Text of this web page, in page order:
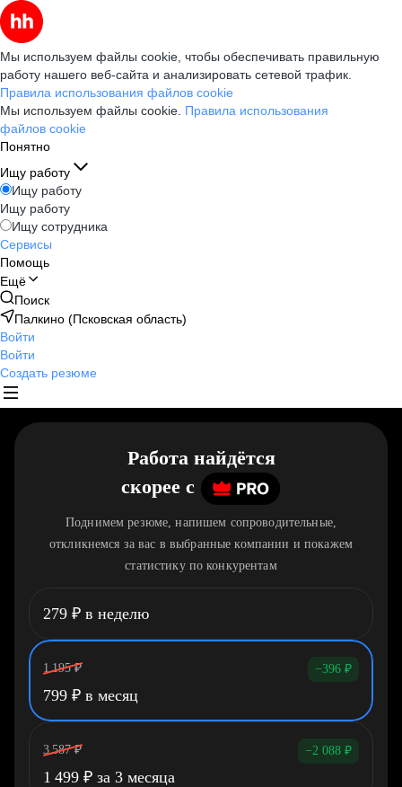
Мы используем файлы cookie, чтобы обеспечивать правильную
работу нашего веб-сайта и анализировать сетевой трафик.
Правила использования файлов cookie
Мы используем файлы cookie. Правила использования
файлов cookie
Понятно
Ищу работу
Ищу работу
Ищу работу
Ищу сотрудника
Сервисы
Помощь
Ещё
Поиск
Палкино (Псковская область)
Войти
Войти
Создать резюме
Работа найдётся
скорее c
Поднимем резюме, напишем сопроводительные,
откликнемся за вас в выбранные компании и покажем
статистику по конкурентам
279 ₽ в неделю
1 195 ₽ −396 ₽
799 ₽ в месяц
3 587 ₽ −2 088 ₽
1 499 ₽ за 3 месяца